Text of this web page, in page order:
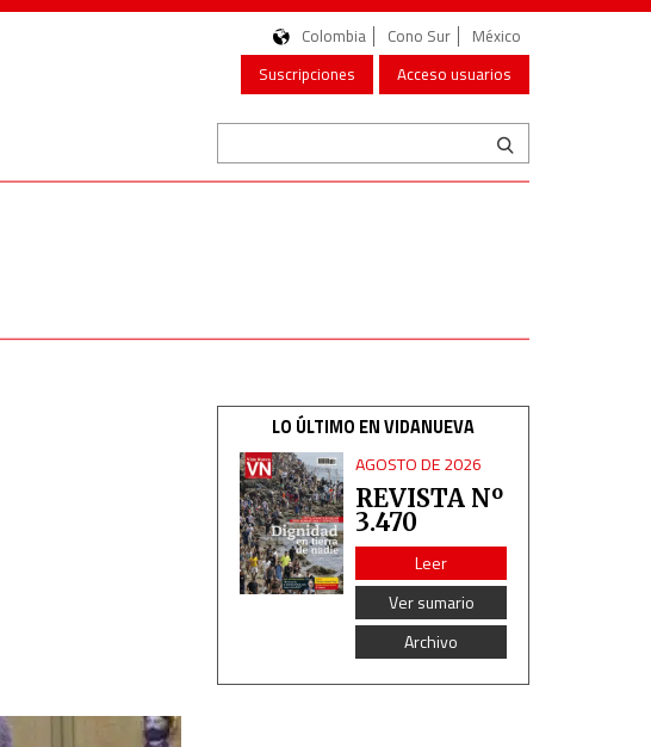
Colombia Cono Sur
México
Suscripciones
Acceso usuarios
LO ÚLTIMO EN VIDANUEVA
AGOSTO DE 2026
REVISTA Nº
3.470
Leer
Ver sumario
Archivo